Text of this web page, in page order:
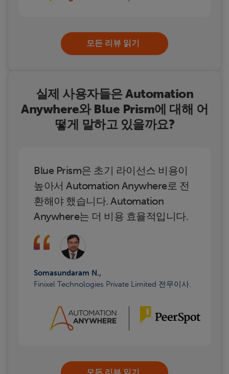
모든 리뷰 읽기
실제 사용자들은 Automation
Anywhere와 Blue Prism에 대해 어
떻게 말하고 있을까요?
Blue Prism은 초기 라이선스 비용이
높아서 Automation Anywhere로 전
환해야 했습니다. Automation
Anywhere는 더 비용 효율적입니다.
Somasundaram N.,
Finixel Technologies Private Limited 전무이사.